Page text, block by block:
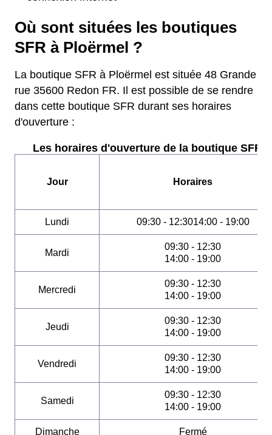
Où sont situées les boutiques
SFR à Ploërmel ?
La boutique SFR à Ploërmel est située 48 Grande
rue 35600 Redon FR. Il est possible de se rendre
dans cette boutique SFR durant ses horaires
d'ouverture :
Les horaires d'ouverture de la boutique SFR :
Jour Horaires
Lundi 09:30 - 12:3014:00 - 19:00
Mardi
09:30 - 12:30
14:00 - 19:00
Mercredi
09:30 - 12:30
14:00 - 19:00
Jeudi
09:30 - 12:30
14:00 - 19:00
Vendredi
09:30 - 12:30
14:00 - 19:00
Samedi
09:30 - 12:30
14:00 - 19:00
Dimanche Fermé